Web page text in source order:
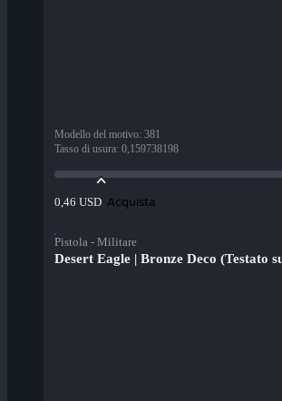
Modello del motivo: 381
Tasso di usura: 0,159738198
0,46 USD Acquista
Pistola - Militare
Desert Eagle | Bronze Deco (Testato